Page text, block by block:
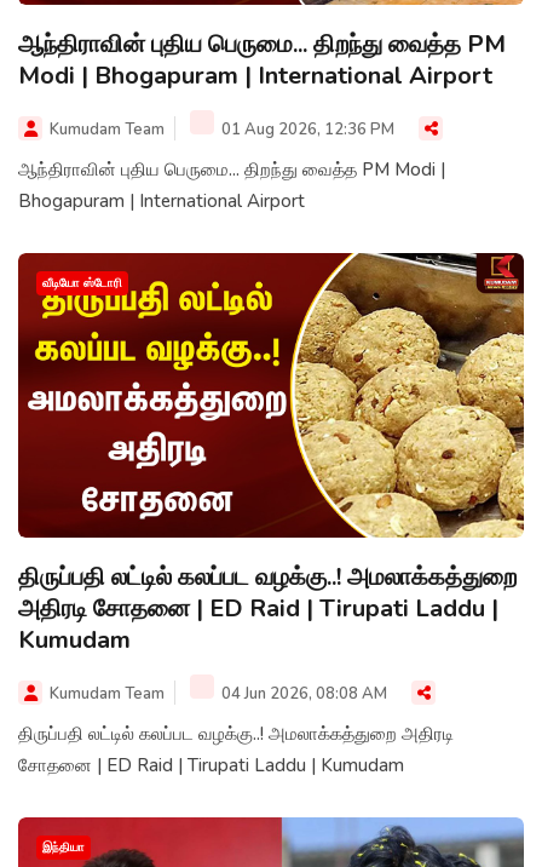
ஆந்திராவின் புதிய பெருமை... திறந்து வைத்த PM
Modi | Bhogapuram | International Airport
Kumudam Team 01 Aug 2026, 12:36 PM
ஆந்திராவின் புதிய பெருமை... திறந்து வைத்த PM Modi |
Bhogapuram | International Airport
வீடியோ ஸ்டோரி
திருப்பதி லட்டில் கலப்பட வழக்கு..! அமலாக்கத்துறை
அதிரடி சோதனை | ED Raid | Tirupati Laddu |
Kumudam
Kumudam Team 04 Jun 2026, 08:08 AM
திருப்பதி லட்டில் கலப்பட வழக்கு..! அமலாக்கத்துறை அதிரடி
சோதனை | ED Raid | Tirupati Laddu | Kumudam
இந்தியா